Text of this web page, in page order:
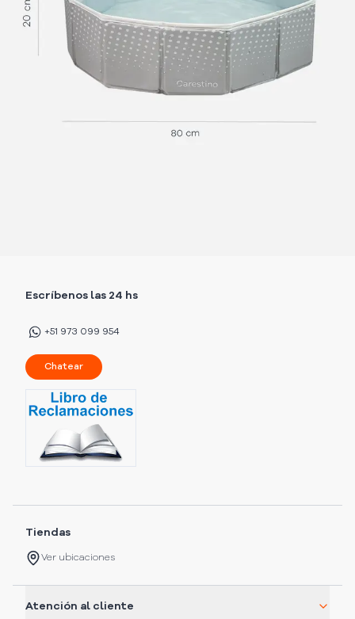
Escríbenos las 24 hs
+51 973 099 954
Chatear
Tiendas
Ver ubicaciones
Atención al cliente